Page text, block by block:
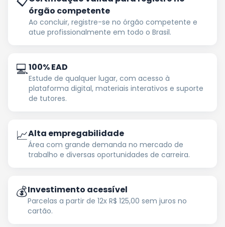
órgão competente
Ao concluir, registre-se no órgão competente e
atue profissionalmente em todo o Brasil.
💻100% EAD
Estude de qualquer lugar, com acesso à
plataforma digital, materiais interativos e suporte
de tutores.
📈Alta empregabilidade
Área com grande demanda no mercado de
trabalho e diversas oportunidades de carreira.
💰Investimento acessível
Parcelas a partir de 12x R$ 125,00 sem juros no
cartão.